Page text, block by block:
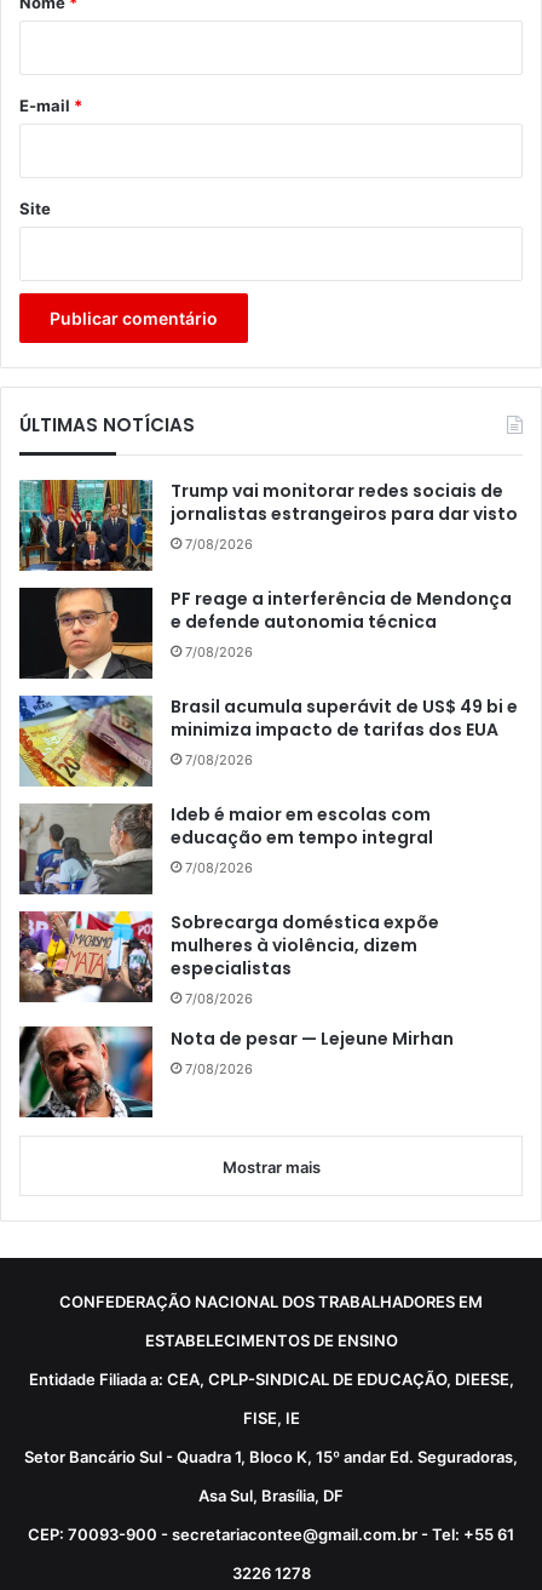
*
E-mail *
Site
ÚLTIMAS NOTÍCIAS
Trump vai monitorar redes sociais de
jornalistas estrangeiros para dar visto
7/08/2026
PF reage a interferência de Mendonça
e defende autonomia técnica
7/08/2026
Brasil acumula superávit de US$ 49 bi e
minimiza impacto de tarifas dos EUA
7/08/2026
Ideb é maior em escolas com
educação em tempo integral
7/08/2026
Sobrecarga doméstica expõe
mulheres à violência, dizem
especialistas
7/08/2026
Nota de pesar — Lejeune Mirhan
7/08/2026
Mostrar mais
CONFEDERAÇÃO NACIONAL DOS TRABALHADORES EM
ESTABELECIMENTOS DE ENSINO
Entidade Filiada a: CEA, CPLP-SINDICAL DE EDUCAÇÃO, DIEESE,
FISE, IE
Setor Bancário Sul - Quadra 1, Bloco K, 15º andar Ed. Seguradoras,
Asa Sul, Brasília, DF
CEP: 70093-900 - secretariacontee@gmail.com.br - Tel: +55 61
3226 1278